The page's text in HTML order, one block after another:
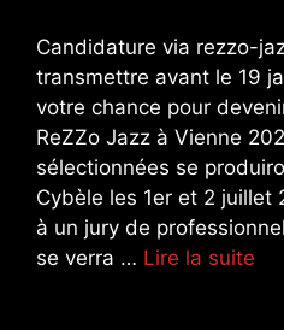
Candidature via rezzo-
transmettre avant le 19
votre chance pour
ReZZo Jazz à Vienne
sélectionnées se
Cybèle les 1er et 2
à un jury de
se verra … Lire la suite